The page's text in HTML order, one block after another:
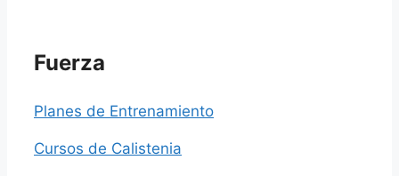
Fuerza
Planes de Entrenamiento
Cursos de Calistenia